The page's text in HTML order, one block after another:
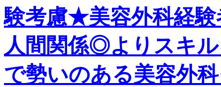
験考慮★美容外科経
人間関係◎よりスキ
で勢いのある美容外